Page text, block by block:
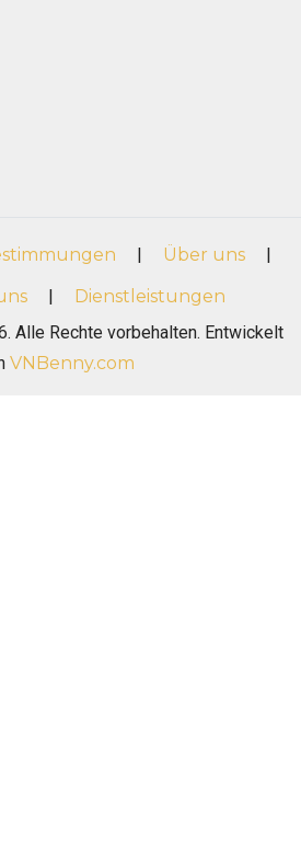
Über uns
Dienstleistungen
Alle Rechte vorbehalten. Entwickelt
VNBenny.com